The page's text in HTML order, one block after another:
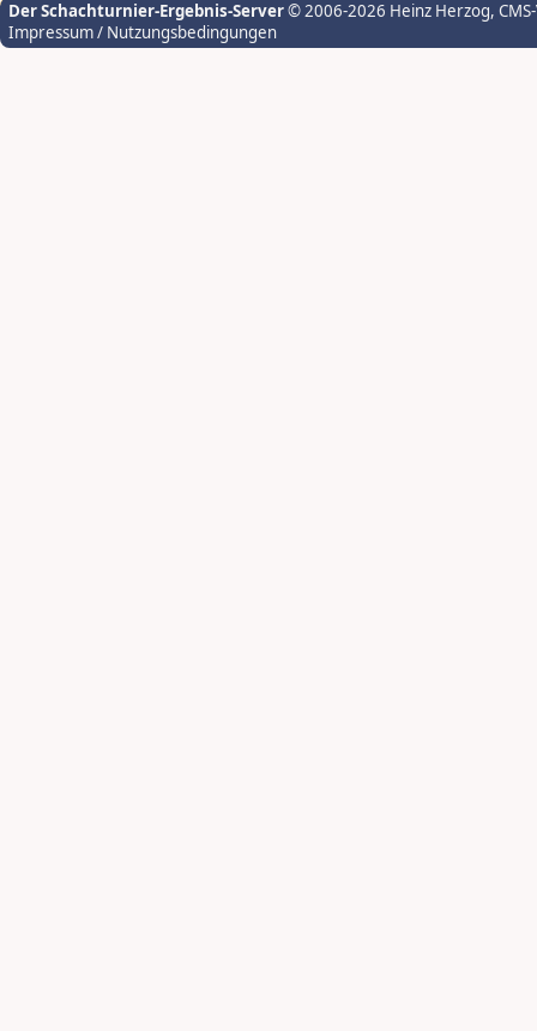
Der Schachturnier-Ergebnis-Server© 2006-2026 Heinz Herzog,
Impressum / Nutzungsbedingungen